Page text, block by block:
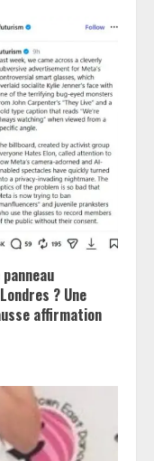
? Une
affirmation